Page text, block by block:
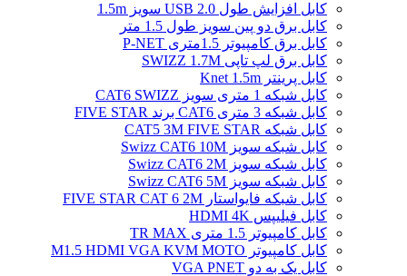
کابل افزایش طول USB 2.0 سویز 1.5m
کابل برق دو پین سویز طول 1.5 متر
کابل برق کامپیوتر 1.5ﻣﺘﺮی P-NET
کابل برق لپ تاپی SWIZZ 1.7M
کابل پرینتر Knet 1.5m
کابل شبکه 1 متری سویز CAT6 SWIZZ
کابل شبکه 3 متری CAT6 برند FIVE STAR
کابل شبکه CAT5 3M FIVE STAR
کابل شبکه سویز Swizz CAT6 10M
کابل شبکه سویز Swizz CAT6 2M
کابل شبکه سویز Swizz CAT6 5M
کابل شبکه فایواستار FIVE STAR CAT 6 2M
کابل فیلیپس HDMI 4K
کابل کامپیوتر 1.5 متری TR MAX
کابل کامپیوتر M1.5 HDMI VGA KVM MOTO
کابل یک به دو VGA PNET